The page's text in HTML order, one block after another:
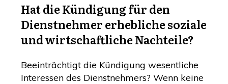
Hat die Kün­di­gung für den
Dienst­neh­mer erheb­li­che sozia­le
und wirt­schaft­li­che Nachteile?
Beein­träch­tigt die Kün­di­gung wesent­li­che
Inter­es­sen des Dienst­neh­mers? Wenn kei­ne